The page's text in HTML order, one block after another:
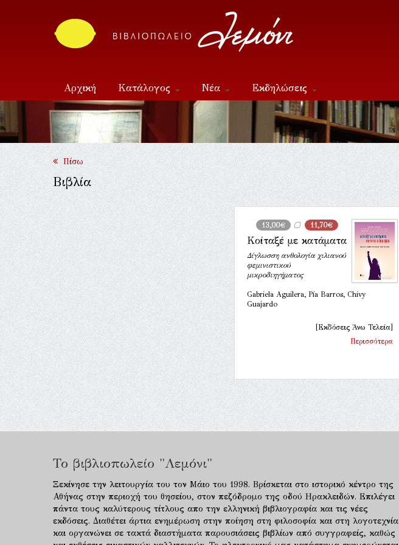
Αρχική Κατάλογος Νέα Εκδηλώσεις
Επικοινωνία
Πίσω
Βιβλία
13,00€ 11,70€
Κοίταξέ με κατάματα
Δίγλωσση ανθολογία χιλιανού
φεμινιστικού
μικροδιηγήματος
Gabriela Aguilera, Pía Barros, Chivy
Guajardo
[Εκδόσεις Άνω Τελεία]
Περισσότερα
Το βιβλιοπωλείο "Λεμόνι"
Ξεκίνησε την λειτουργία του τον Μάιο του 1998. Βρίσκεται στο ιστορικό κέντρο της
Αθήνας στην περιοχή του θησείου, στον πεζόδρομο της οδού Ηρακλειδών. Επιλέγει
πάντα τους καλύτερους τίτλους απο την ελληνική βιβλιογραφία και τις νέες
εκδόσεις. Διαθέτει άρτια ενημέρωση στην ποίηση στη φιλοσοφία και στη λογοτεχνία
και οργανώνει σε τακτά διαστήματα παρουσιάσεις βιβλίων από συγγραφείς, καθώς